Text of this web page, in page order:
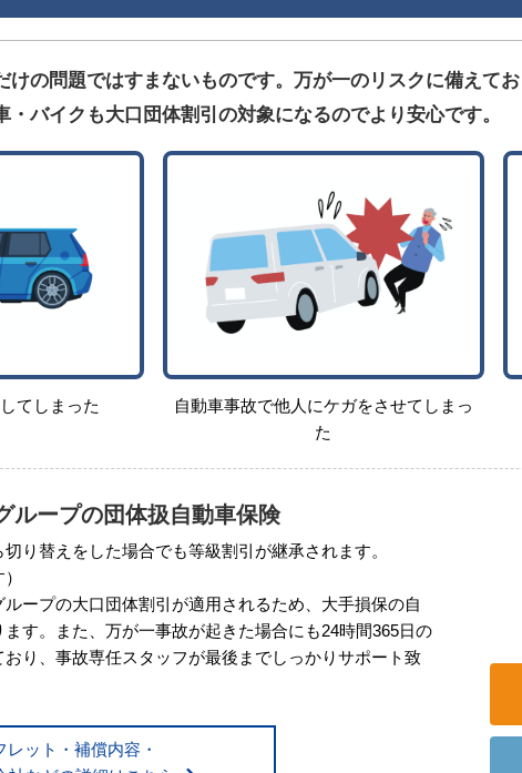
けの問題ではすまないものです。万が一のリスクに備えてお
・バイクも大口団体割引の対象になるのでより安心です。
てしまった
自動車事故で他人にケガをさせてしまっ
た
ループの団体扱自動車保険
り替えをした場合でも等級割引が継承されます。
ープの大口団体割引が適用されるため、⼤⼿損保の自
す。また、万が一事故が起きた場合にも24時間365日の
り、事故専任スタッフが最後までしっかりサポート致
レット・補償内容・